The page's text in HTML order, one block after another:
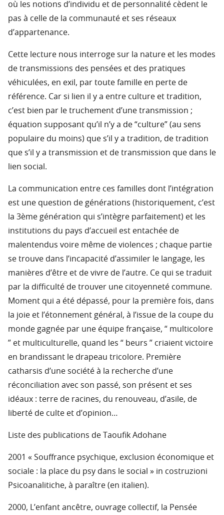
où les notions d’individu et de personnalité cèdent le
pas à celle de la communauté et ses réseaux
d’appartenance.
Cette lecture nous interroge sur la nature et les modes
de transmissions des pensées et des pratiques
véhiculées, en exil, par toute famille en perte de
référence. Car si lien il y a entre culture et tradition,
c’est bien par le truchement d’une transmission ;
équation supposant qu’il n’y a de “culture” (au sens
populaire du moins) que s’il y a tradition, de tradition
que s’il y a transmission et de transmission que dans le
lien social.
La communication entre ces familles dont l’intégration
est une question de générations (historiquement, c’est
la 3ème génération qui s’intègre parfaitement) et les
institutions du pays d’accueil est entachée de
malentendus voire même de violences ; chaque partie
se trouve dans l’incapacité d’assimiler le langage, les
manières d’être et de vivre de l’autre. Ce qui se traduit
par la difficulté de trouver une citoyenneté commune.
Moment qui a été dépassé, pour la première fois, dans
la joie et l’étonnement général, à l’issue de la coupe du
monde gagnée par une équipe française, “ multicolore
” et multiculturelle, quand les “ beurs ” criaient victoire
en brandissant le drapeau tricolore. Première
catharsis d’une société à la recherche d’une
réconciliation avec son passé, son présent et ses
idéaux : terre de racines, du renouveau, d’asile, de
liberté de culte et d’opinion…
Liste des publications de Taoufik Adohane
2001 « Souffrance psychique, exclusion économique et
sociale : la place du psy dans le social » in costruzioni
Psicoanalitiche, à paraître (en italien).
2000, L’enfant ancêtre, ouvrage collectif, la Pensée